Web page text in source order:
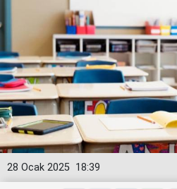
18:39
28 Ocak 2025